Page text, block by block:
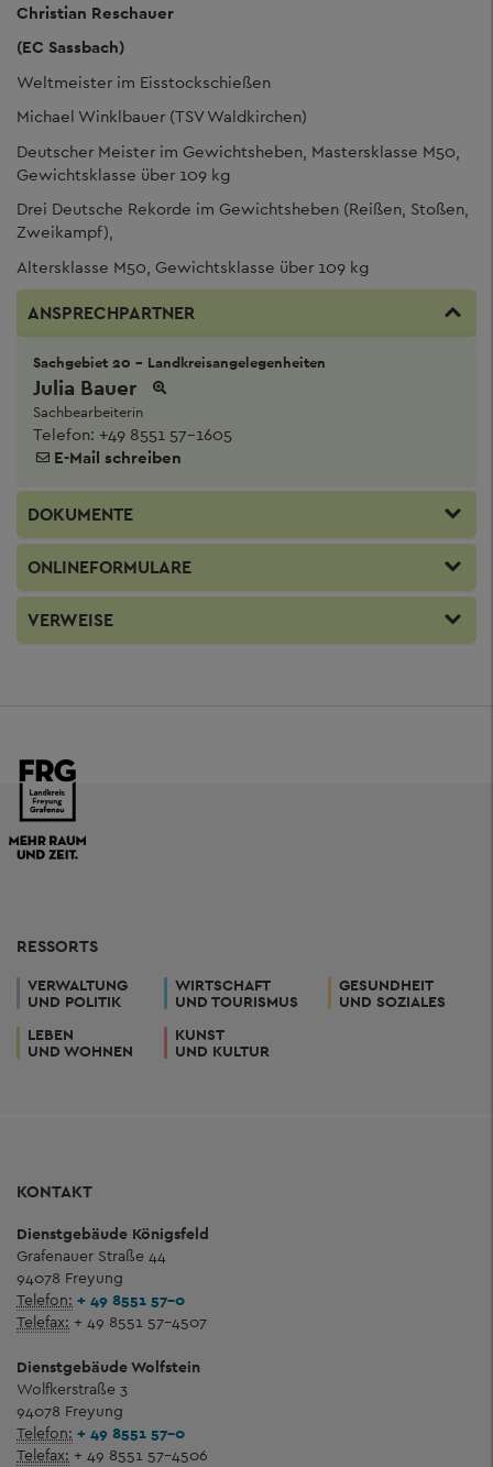
Christian Reschauer
(EC Sassbach)
Weltmeister im Eisstockschießen
Michael Winklbauer (TSV Waldkirchen)
Deutscher Meister im Gewichtsheben, Mastersklasse M50,
Gewichtsklasse über 109 kg
Drei Deutsche Rekorde im Gewichtsheben (Reißen, Stoßen,
Zweikampf),
Altersklasse M50, Gewichtsklasse über 109 kg
ANSPRECHPARTNER
Sachgebiet 20 - Landkreisangelegenheiten
Julia Bauer
Sachbearbeiterin
Telefon: +49 8551 57-1605
E-Mail schreiben
DOKUMENTE
ONLINEFORMULARE
VERWEISE
RESSORTS
VERWALTUNG
UND POLITIK
WIRTSCHAFT
UND TOURISMUS
GESUNDHEIT
UND SOZIALES
LEBEN
UND WOHNEN
KUNST
UND KULTUR
KONTAKT
Dienstgebäude Königsfeld
Grafenauer Straße 44
94078 Freyung
Telefon: + 49 8551 57-0
Telefax: + 49 8551 57-4507
Dienstgebäude Wolfstein
Wolfkerstraße 3
94078 Freyung
Telefon: + 49 8551 57-0
Telefax: + 49 8551 57-4506